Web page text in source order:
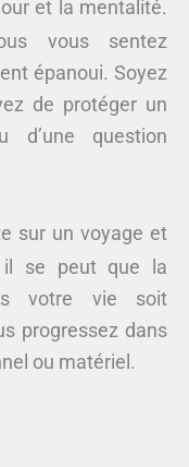
et la mentalité.
vous sentez
épanoui. Soyez
de protéger un
d’une question
sur un voyage et
se peut que la
votre vie soit
progressez dans
ou matériel.